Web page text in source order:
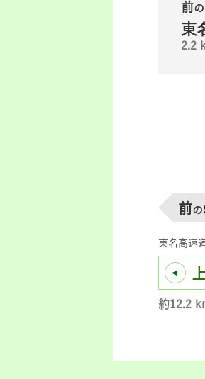
前
東
2.2
前の
東名高速
約12.2